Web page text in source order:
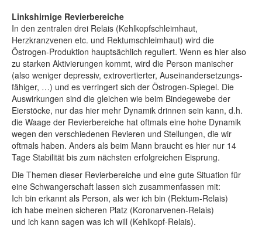
Linkshirnige Revierbereiche
In den zentralen drei Relais (Kehlkopfschleimhaut,
Herzkranzvenen etc. und Rektumschleimhaut) wird die
Östrogen-Produktion hauptsächlich reguliert. Wenn es hier also
zu starken Aktivierungen kommt, wird die Person manischer
(also weniger depressiv, extrovertierter, Auseinandersetzungs-
fähiger, …) und es verringert sich der Östrogen-Spiegel. Die
Auswirkungen sind die gleichen wie beim Bindegewebe der
Eierstöcke, nur das hier mehr Dynamik drinnen sein kann, d.h.
die Waage der Revierbereiche hat oftmals eine hohe Dynamik
wegen den verschiedenen Revieren und Stellungen, die wir
oftmals haben. Anders als beim Mann braucht es hier nur 14
Tage Stabilität bis zum nächsten erfolgreichen Eisprung.
Die Themen dieser Revierbereiche und eine gute Situation für
eine Schwangerschaft lassen sich zusammenfassen mit:
Ich bin erkannt als Person, als wer ich bin (Rektum-Relais)
ich habe meinen sicheren Platz (Koronarvenen-Relais)
und ich kann sagen was ich will (Kehlkopf-Relais).